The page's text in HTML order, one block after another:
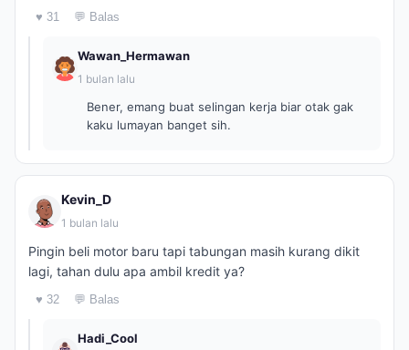
♥ 31 💬 Balas
Wawan_Hermawan
1 bulan lalu
Bener, emang buat selingan kerja biar otak gak
kaku lumayan banget sih.
Kevin_D
1 bulan lalu
Pingin beli motor baru tapi tabungan masih kurang dikit
lagi, tahan dulu apa ambil kredit ya?
♥ 32 💬 Balas
Hadi_Cool